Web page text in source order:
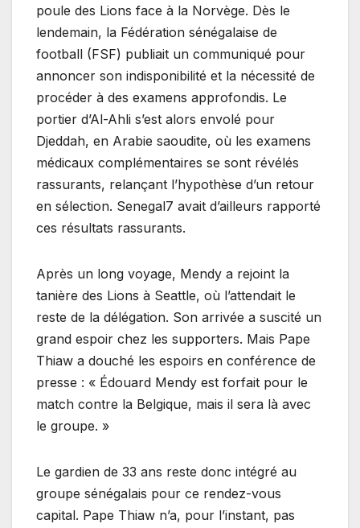
poule des Lions face à la Norvège. Dès le
lendemain, la Fédération sénégalaise de
football (FSF) publiait un communiqué pour
annoncer son indisponibilité et la nécessité de
procéder à des examens approfondis. Le
portier d’Al-Ahli s’est alors envolé pour
Djeddah, en Arabie saoudite, où les examens
médicaux complémentaires se sont révélés
rassurants, relançant l’hypothèse d’un retour
en sélection. Senegal7 avait d’ailleurs rapporté
ces résultats rassurants.
Après un long voyage, Mendy a rejoint la
tanière des Lions à Seattle, où l’attendait le
reste de la délégation. Son arrivée a suscité un
grand espoir chez les supporters. Mais Pape
Thiaw a douché les espoirs en conférence de
presse : « Édouard Mendy est forfait pour le
match contre la Belgique, mais il sera là avec
le groupe. »
Le gardien de 33 ans reste donc intégré au
groupe sénégalais pour ce rendez-vous
capital. Pape Thiaw n’a, pour l’instant, pas